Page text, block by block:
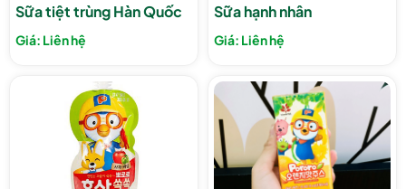
Sữa tiệt trùng Hàn Quốc
Giá: Liên hệ
Sữa hạnh nhân
Giá: Liên hệ